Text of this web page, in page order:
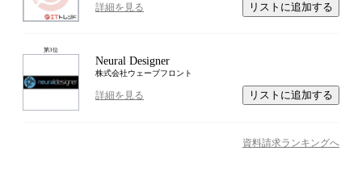
詳細を見る リストに追加する
第3位
Neural Designer
株式会社ウェーブフロント
詳細を見る リストに追加する
資料請求ランキングへ